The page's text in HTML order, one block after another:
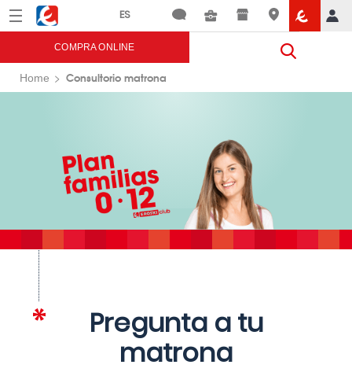
Menú Eroski
COMPRA ONLINE
Home Consultorio matrona
Pregunta a tu
matrona